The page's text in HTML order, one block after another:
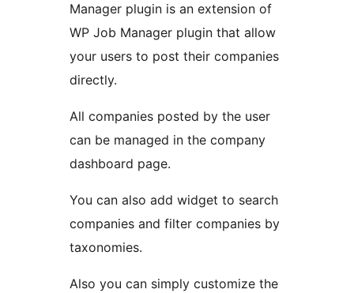
Manager plugin is an extension of
WP Job Manager plugin that allow
your users to post their companies
directly.
All companies posted by the user
can be managed in the company
dashboard page.
You can also add widget to search
companies and filter companies by
taxonomies.
Also you can simply customize the